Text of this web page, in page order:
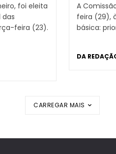
foi eleita
feira (23).
A
feira (29),
básica:
DA
CARREGAR MAIS